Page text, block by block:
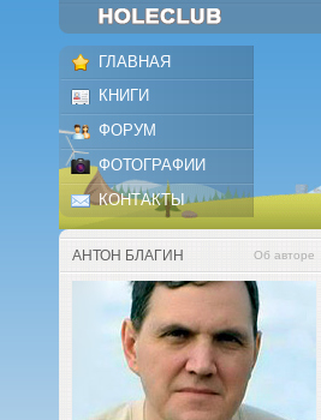
ГЛАВНАЯ
КНИГИ
ФОРУМ
ФОТОГРАФИИ
КОНТАКТЫ
АНТОН БЛАГИН Об авторе